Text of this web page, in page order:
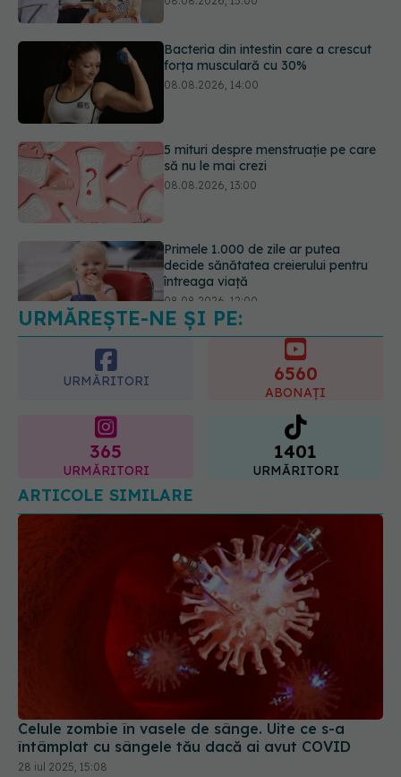
5 mituri despre menstruație pe care
să nu le mai crezi
Primele 1.000 de zile ar putea
decide sănătatea creierului pentru
Trucul simplu care face pepenele
verde mult mai ușor de tăiat
08.08.2026, 15:32
URMĂREȘTE-NE ȘI PE:
URMĂRITORI
ABONAȚI
URMĂRITORI
1401
URMĂRITORI
ARTICOLE SIMILARE
Celule zombie în vasele de sânge. Uite ce s-a
întâmplat cu sângele tău dacă ai avut COVID
28 iul 2025, 15:08